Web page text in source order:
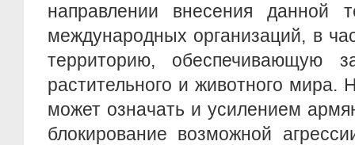
направлении внесения данной
международных организаций, в
территорию, обеспечивающую
растительного и животного мира.
может означать и усилением
блокирование возможной